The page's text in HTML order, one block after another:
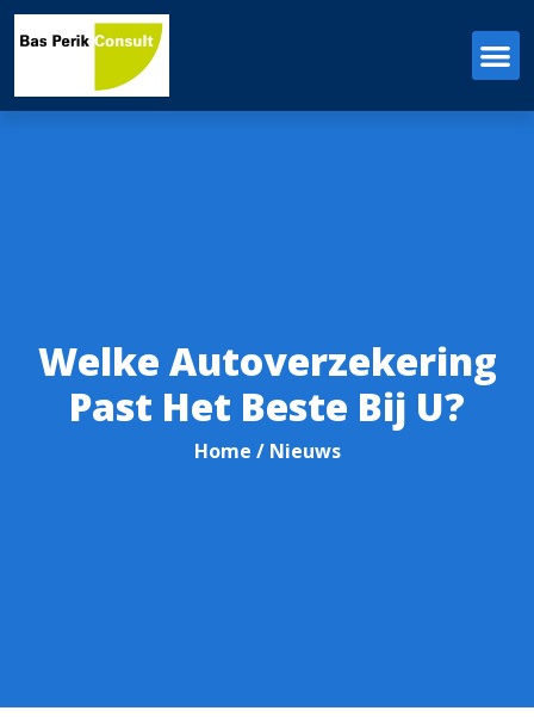
Welke Autoverzekering
Past Het Beste Bij U?
Home / Nieuws